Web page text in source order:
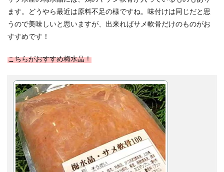
ます。どうやら最近は原料不足の様ですね。味付けは同じだと思
うので美味しいと思いますが、出来ればサメ軟骨だけのものがお
すすめです！
こちらがおすすめ梅水晶！